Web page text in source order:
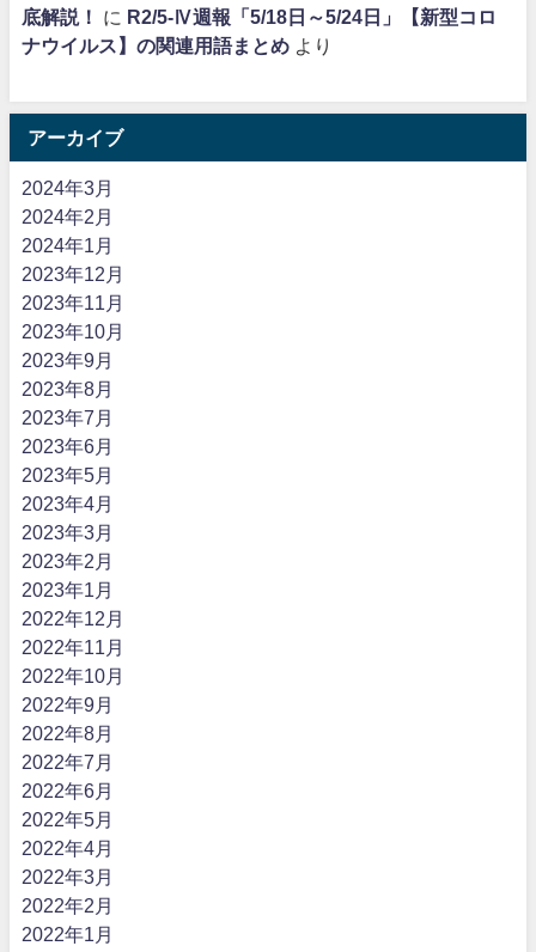
底解説！
に R2/5-Ⅳ週報「5/18日～5/24日」【新型コロ
ナウイルス】の関連用語まとめ より
アーカイブ
2024年3月
2024年2月
2024年1月
2023年12月
2023年11月
2023年10月
2023年9月
2023年8月
2023年7月
2023年6月
2023年5月
2023年4月
2023年3月
2023年2月
2023年1月
2022年12月
2022年11月
2022年10月
2022年9月
2022年8月
2022年7月
2022年6月
2022年5月
2022年4月
2022年3月
2022年2月
2022年1月